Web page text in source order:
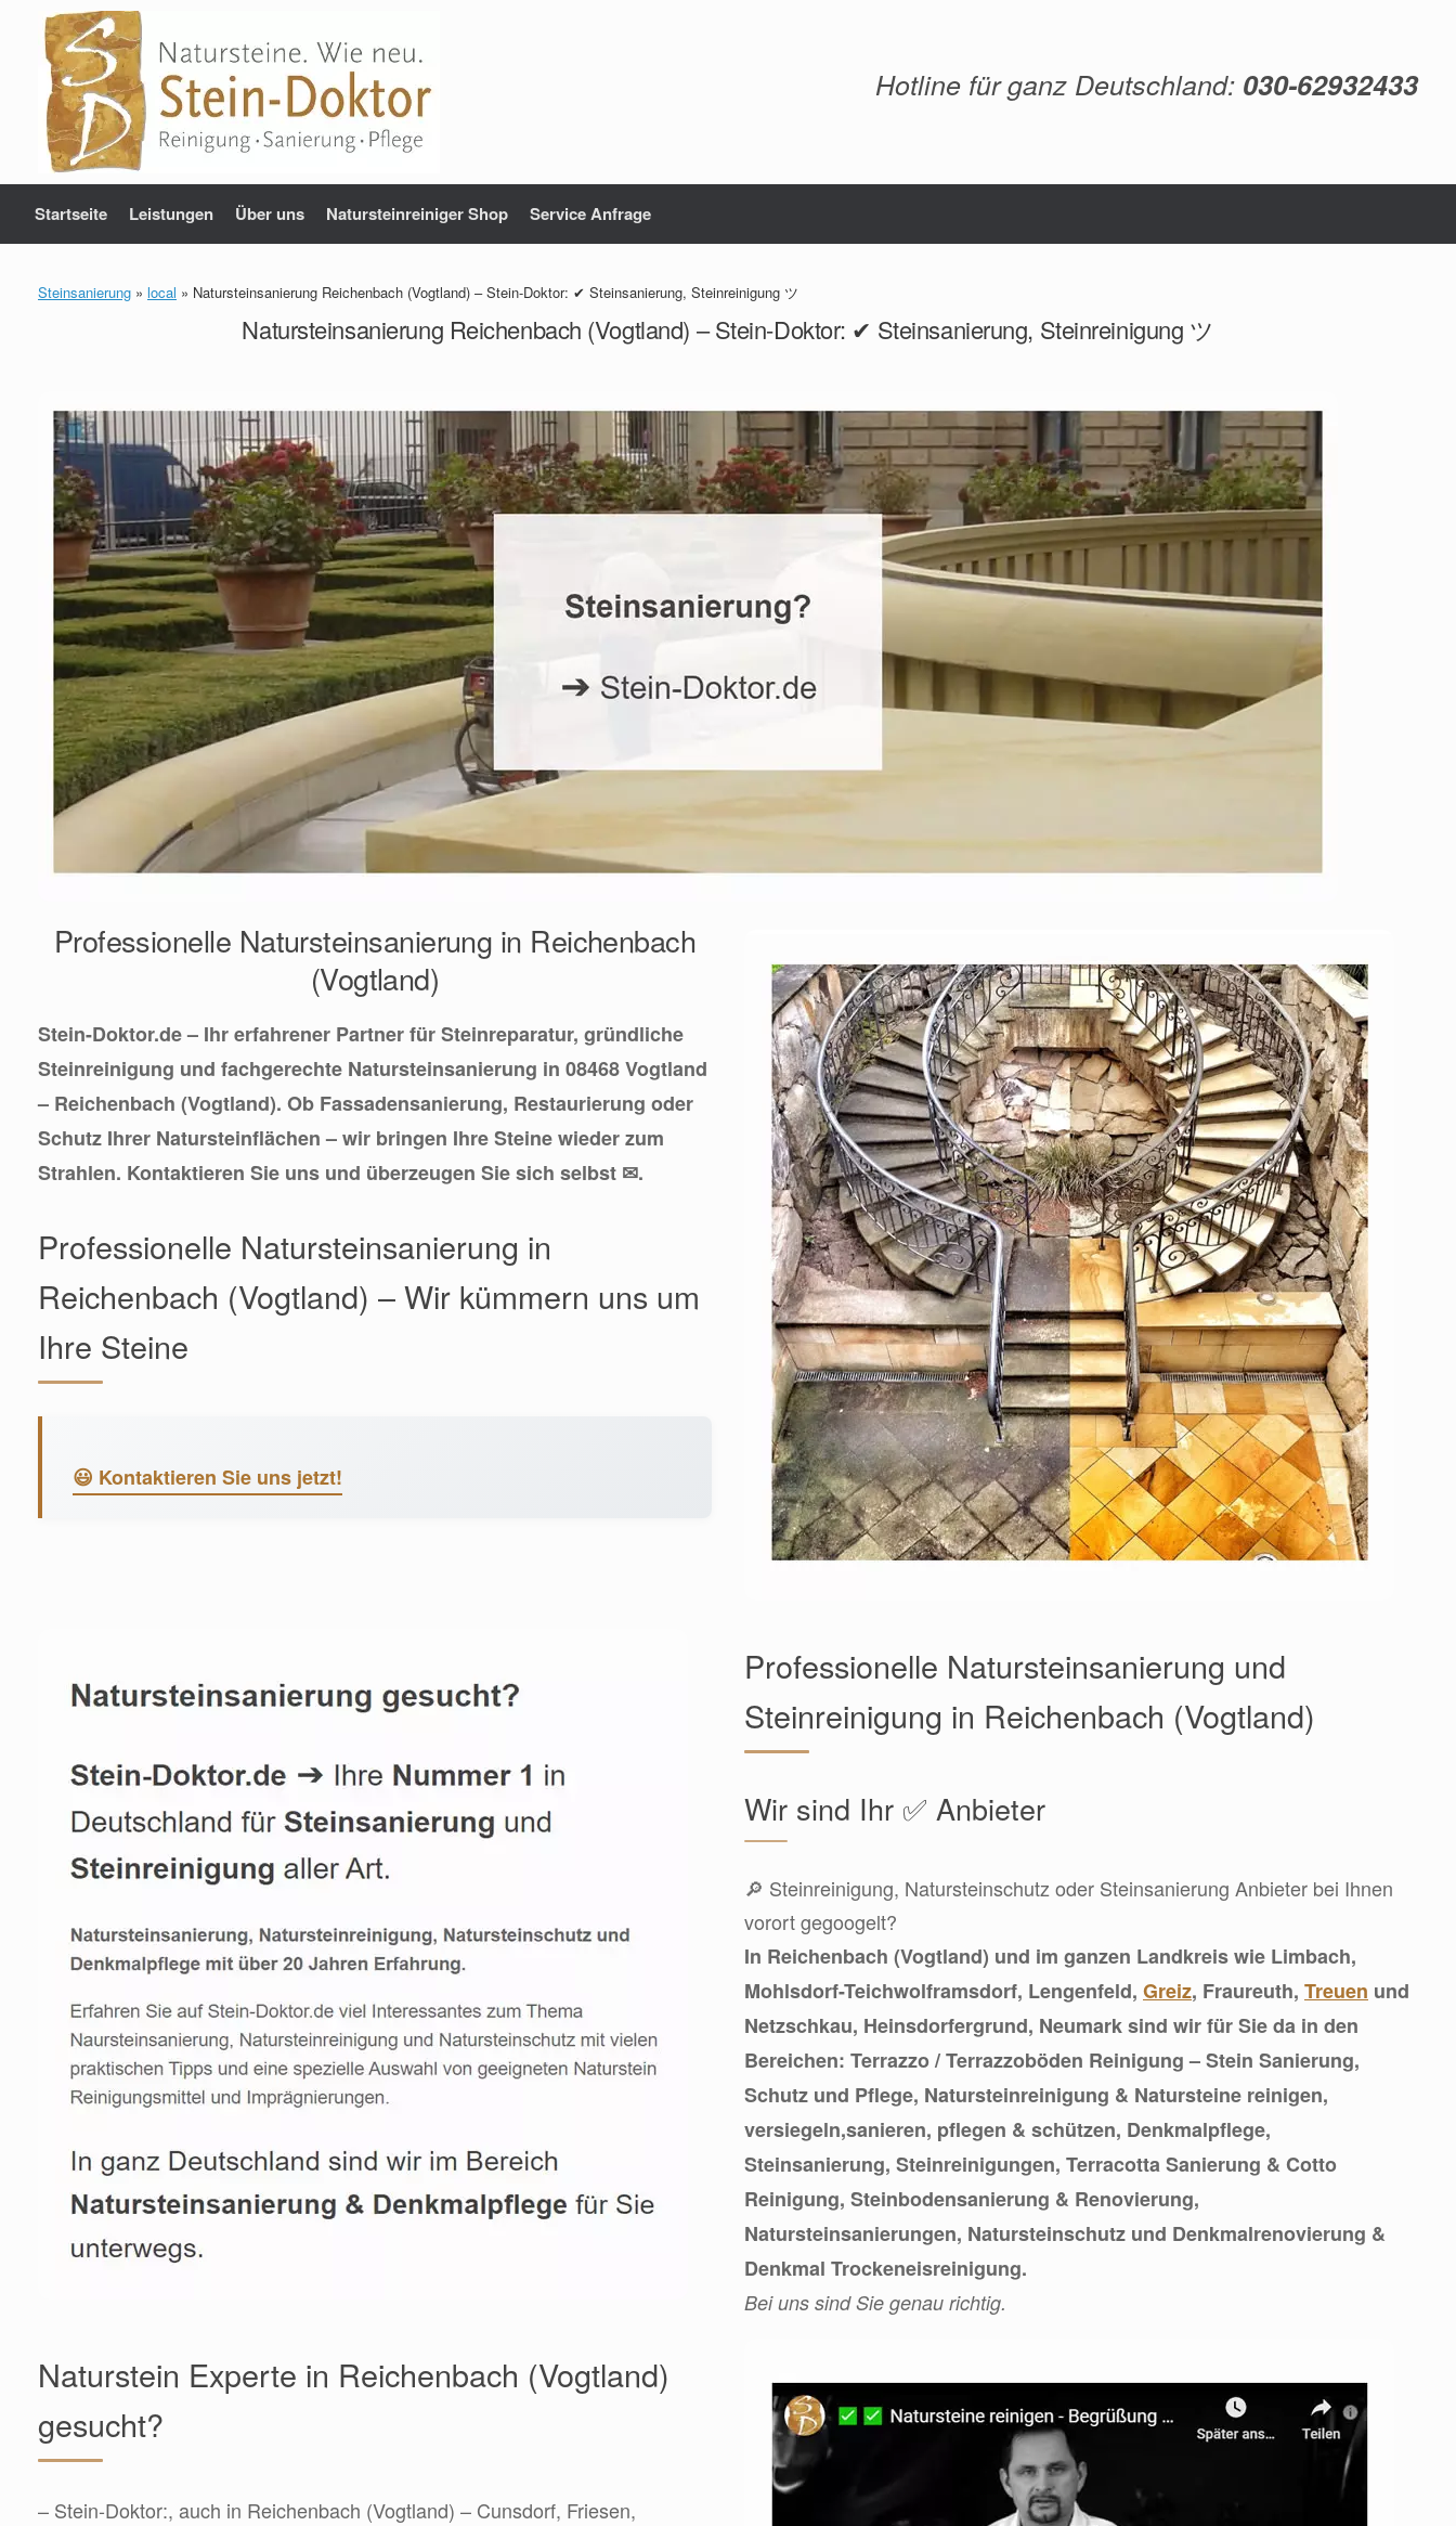
springen
Hotline für ganz Deutschland: 030-62932433
Startseite Leistungen Über uns Natursteinreiniger Shop Service Anfrage
Steinsanierung » local » Natursteinsanierung Reichenbach (Vogtland) – Stein-Doktor: ✔ Steinsanierung, Steinreinigung ツ
Natursteinsanierung Reichenbach (Vogtland) – Stein-Doktor: ✔ Steinsanierung, Steinreinigung ツ
Professionelle Natursteinsanierung in Reichenbach
(Vogtland)
Stein-Doktor.de – Ihr erfahrener Partner für Steinreparatur, gründliche
Steinreinigung und fachgerechte Natursteinsanierung in 08468 Vogtland
– Reichenbach (Vogtland). Ob Fassadensanierung, Restaurierung oder
Schutz Ihrer Natursteinflächen – wir bringen Ihre Steine wieder zum
Strahlen. Kontaktieren Sie uns und überzeugen Sie sich selbst ✉.
Professionelle Natursteinsanierung in
Reichenbach (Vogtland) – Wir kümmern uns um
Ihre Steine
😃 Kontaktieren Sie uns jetzt!
Professionelle Natursteinsanierung und
Steinreinigung in Reichenbach (Vogtland)
Wir sind Ihr ✅ Anbieter
🔎 Steinreinigung, Natursteinschutz oder Steinsanierung Anbieter bei Ihnen
vorort gegoogelt?
In Reichenbach (Vogtland) und im ganzen Landkreis wie Limbach,
Mohlsdorf-Teichwolframsdorf, Lengenfeld, Greiz, Fraureuth, Treuen und
Netzschkau, Heinsdorfergrund, Neumark sind wir für Sie da in den
Bereichen: Terrazzo / Terrazzoböden Reinigung – Stein Sanierung,
Schutz und Pflege, Natursteinreinigung & Natursteine reinigen,
versiegeln,sanieren, pflegen & schützen, Denkmalpflege,
Steinsanierung, Steinreinigungen, Terracotta Sanierung & Cotto
Reinigung, Steinbodensanierung & Renovierung,
Natursteinsanierungen, Natursteinschutz und Denkmalrenovierung &
Denkmal Trockeneisreinigung.
Bei uns sind Sie genau richtig.
Naturstein Experte in Reichenbach (Vogtland)
gesucht?
– Stein-Doktor:, auch in Reichenbach (Vogtland) – Cunsdorf, Friesen,